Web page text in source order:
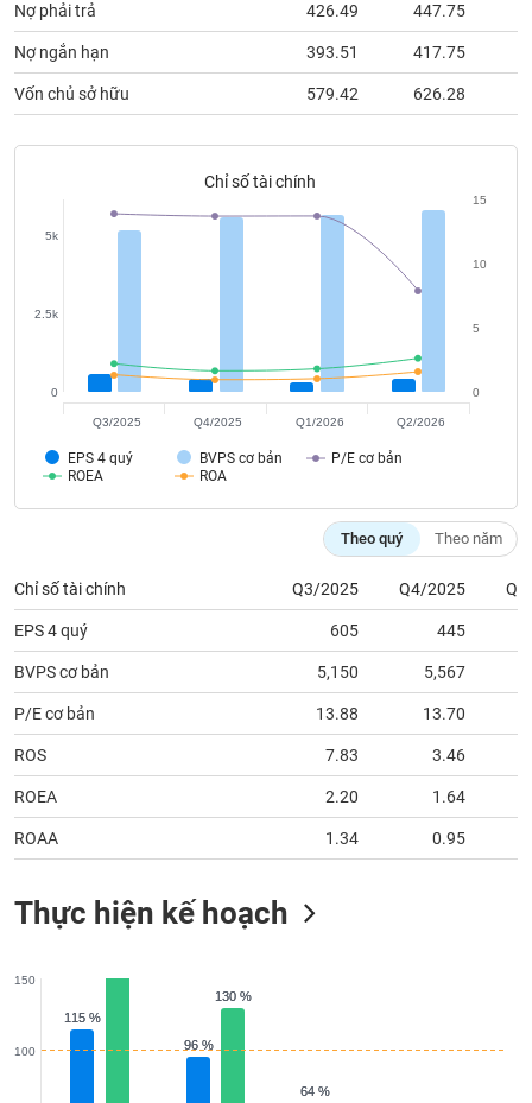
Nợ phải trả 426.49 447.75
Nợ ngắn hạn 393.51 417.75
Vốn chủ sở hữu 579.42 626.28
Chỉ số tài chính
EPS 4 quý BVPS cơ bản
P/E cơ bản
ROEA
ROA
0
2.5k
5k
0
5
10
15
Q3/2025 Q4/2025 Q1/2026 Q2/2026
Theo quý Theo năm
Chỉ số tài chính Q3/2025 Q4/2025
EPS 4 quý 605 445
BVPS cơ bản 5,150 5,567
P/E cơ bản 13.88 13.70
ROS 7.83 3.46
ROEA 2.20 1.64
ROAA 1.34 0.95
Thực hiện kế hoạch
115 %
115 %
96 %
96 %
64 %
64 %
130 %
130 %
100
150
liệu
tài
chính